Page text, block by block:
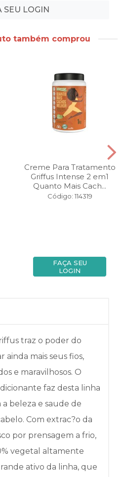
SEU LOGIN
também comprou
Creme Para Tratamento
Griffus Intense 2 em1
Quanto Mais Cach...
Código: 114319
FAÇA SEU
LOGIN
traz o poder do
ainda mais seus fios,
e maravilhosos. O
faz desta linha
a beleza e saude de
Com extrac?o da
por prensagem a frio,
vegetal altamente
ativo da linha, que